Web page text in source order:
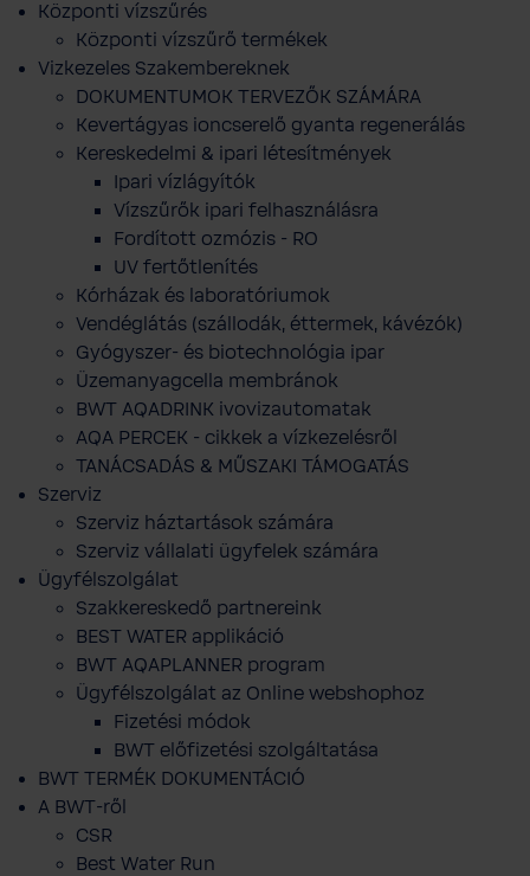
Központi vízszűrés
Központi vízszűrő termékek
Vizkezeles Szakembereknek
DOKUMENTUMOK TERVEZŐK SZÁMÁRA
Kevertágyas ioncserelő gyanta regenerálás
Kereskedelmi & ipari létesítmények
Ipari vízlágyítók
Vízszűrők ipari felhasználásra
Fordított ozmózis - RO
UV fertőtlenítés
Kórházak és laboratóriumok
Vendéglátás (szállodák, éttermek, kávézók)
Gyógyszer- és biotechnológia ipar
Üzemanyagcella membránok
BWT AQADRINK ivovizautomatak
AQA PERCEK - cikkek a vízkezelésről
TANÁCSADÁS & MŰSZAKI TÁMOGATÁS
Szerviz
Szerviz háztartások számára
Szerviz vállalati ügyfelek számára
Ügyfélszolgálat
Szakkereskedő partnereink
BEST WATER applikáció
BWT AQAPLANNER program
Ügyfélszolgálat az Online webshophoz
Fizetési módok
BWT előfizetési szolgáltatása
BWT TERMÉK DOKUMENTÁCIÓ
A BWT-ről
CSR
Best Water Run